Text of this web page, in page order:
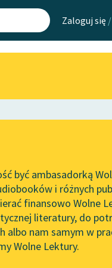
Zaloguj się /
Mapa Wolnych Lektur
Leśmianator
API
OAI-PMH
Widget Wolnych Lektur
być ambasadorką
i różnych
finansowo Wolne
literatury, do
albo nam samym w
Wolne Lektury.